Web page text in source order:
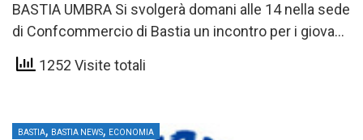
BASTIA UMBRA Si svolgerà domani alle 14 nella sede
di Confcommercio di Bastia un incontro per i giovani
imprenditori del…
1252 Visite totali
BASTIA, BASTIA NEWS, ECONOMIA